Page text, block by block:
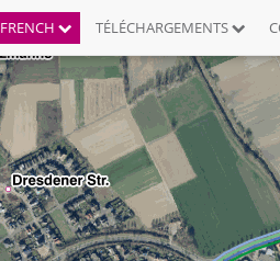
FRENCH TÉLÉCHARGEMENTS